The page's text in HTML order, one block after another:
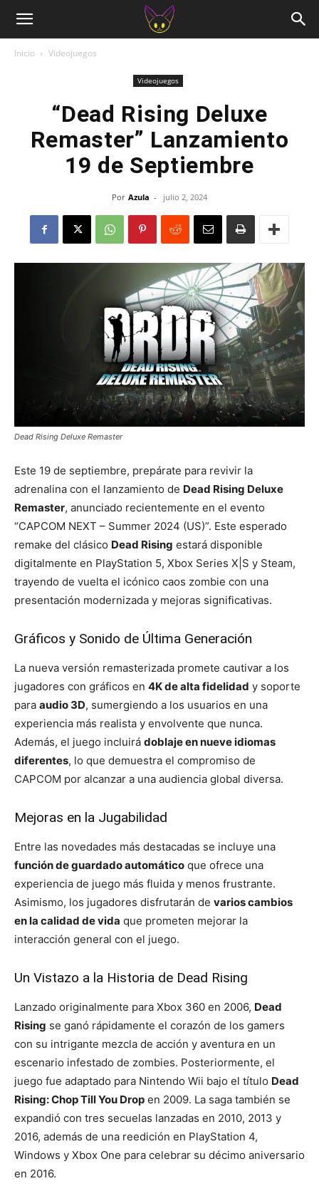
Inicio Videojuegos
Videojuegos
“Dead Rising Deluxe
Remaster” Lanzamiento
19 de Septiembre
Por Azula - julio 2, 2024
Dead Rising Deluxe Remaster
Este 19 de septiembre, prepárate para revivir la
adrenalina con el lanzamiento de Dead Rising Deluxe
Remaster, anunciado recientemente en el evento
“CAPCOM NEXT – Summer 2024 (US)”. Este esperado
remake del clásico Dead Rising estará disponible
digitalmente en PlayStation 5, Xbox Series X|S y Steam,
trayendo de vuelta el icónico caos zombie con una
presentación modernizada y mejoras significativas.
Gráficos y Sonido de Última Generación
La nueva versión remasterizada promete cautivar a los
jugadores con gráficos en 4K de alta fidelidad y soporte
para audio 3D, sumergiendo a los usuarios en una
experiencia más realista y envolvente que nunca.
Además, el juego incluirá doblaje en nueve idiomas
diferentes, lo que demuestra el compromiso de
CAPCOM por alcanzar a una audiencia global diversa.
Mejoras en la Jugabilidad
Entre las novedades más destacadas se incluye una
función de guardado automático que ofrece una
experiencia de juego más fluida y menos frustrante.
Asimismo, los jugadores disfrutarán de varios cambios
en la calidad de vida que prometen mejorar la
interacción general con el juego.
Un Vistazo a la Historia de Dead Rising
Lanzado originalmente para Xbox 360 en 2006, Dead
Rising se ganó rápidamente el corazón de los gamers
con su intrigante mezcla de acción y aventura en un
escenario infestado de zombies. Posteriormente, el
juego fue adaptado para Nintendo Wii bajo el título Dead
Rising: Chop Till You Drop en 2009. La saga también se
expandió con tres secuelas lanzadas en 2010, 2013 y
2016, además de una reedición en PlayStation 4,
Windows y Xbox One para celebrar su décimo aniversario
en 2016.